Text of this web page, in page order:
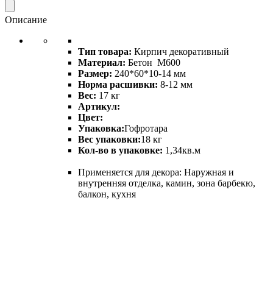
Описание
Тип товара: Кирпич декоративный
Материал: Бетон М600
Размер: 240*60*10-14 мм
Норма расшивки: 8-12 мм
Вес: 17 кг
Артикул:
Цвет:
Упаковка:Гофротара
Вес упаковки:18 кг
Кол-во в упаковке: 1,34кв.м
Применяется для декора: Наружная и
внутренняя отделка, камин, зона барбекю,
балкон, кухня